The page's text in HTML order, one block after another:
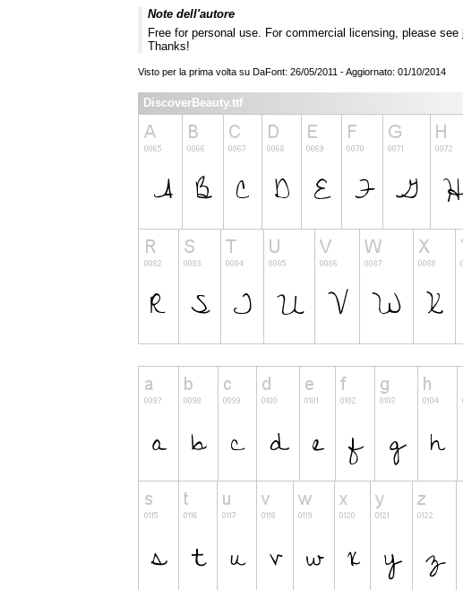
Note dell'autore
Free for personal use. For commercial licensing, please see
Thanks!
Visto per la prima volta su DaFont: 26/05/2011 - Aggiornato: 01/10/2014
DiscoverBeauty.ttf